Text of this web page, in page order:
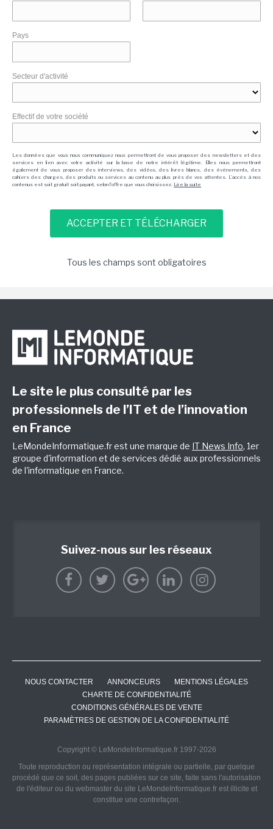
Pays
Secteur d'activité
Effectif de votre société
Les données que vous nous communiquez nous permettront de vous proposer des newsletters et des
services en lien avec votre activité sur la base de notre intérêt légitime. Elles nous permettront
également de vous proposer des interviews, des vidéos, des livres blancs, des événements, des
cahiers des charges, des produits ou services au contenu au plus près de vos attentes. L'accès à nos
contenus est soit gratuit soit payant, selon l'offre que vous choisissez. Lire la suite
Tous les champs sont obligatoires
Le site le plus consulté par les
professionnels de l’IT et de l’innovation
en France
LeMondeInformatique.fr est une marque de IT News Info, 1er
groupe d'information et de services dédié aux professionnels
de l'informatique en France.
Suivez-nous sur les réseaux
NOUS CONTACTER ANNONCEURS
MENTIONS LÉGALES
CHARTE DE CONFIDENTIALITÉ
CONDITIONS GÉNÉRALES DE VENTE
PARAMÈTRES DE GESTION DE LA CONFIDENTIALITÉ
Copyright © LeMondeInformatique.fr 1997-2026
Toute reproduction ou représentation intégrale ou partielle, par quelque
procédé que ce soit, des pages publiées sur ce site, faite sans l'autorisation
de l'éditeur ou du webmaster du site LeMondeInformatique.fr est illicite et
constitue une contrefaçon.